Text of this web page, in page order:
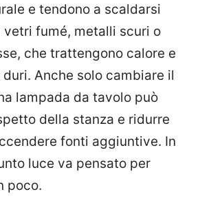
e tendono a scaldarsi
vetri fumé, metalli scuri o
che trattengono calore e
Anche solo cambiare il
lampada da tavolo può
della stanza e ridurre
fonti aggiuntive. In
luce va pensato per
poco.